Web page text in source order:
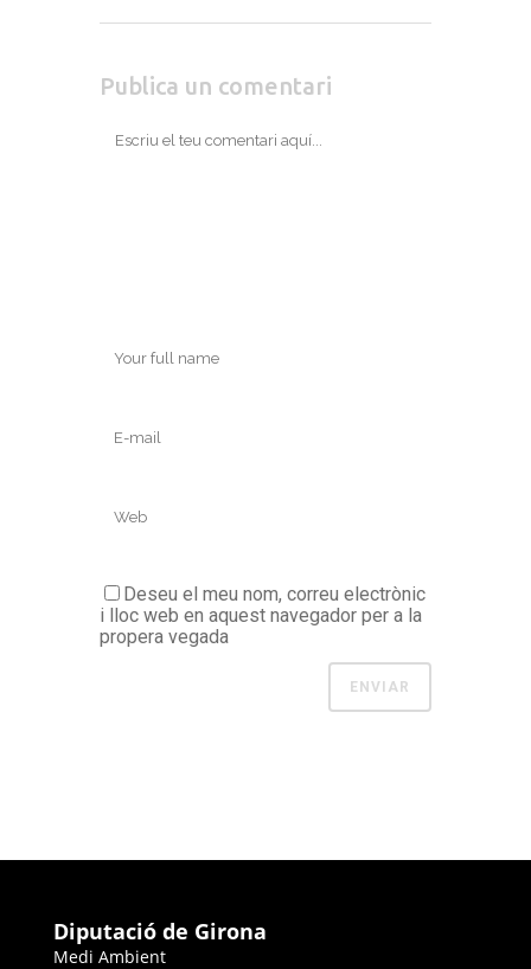
Publica un comentari
Deseu el meu nom, correu electrònic
i lloc web en aquest navegador per a la
propera vegada
Diputació de Girona
Medi Ambient